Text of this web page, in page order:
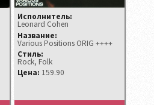
Исполнитель:
Leonard Cohen
Название:
Various Positions ORIG ++++
Стиль:
Rock, Folk
Цена: 159.90